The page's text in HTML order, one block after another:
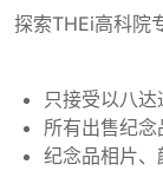
探索THEi高科院
只接受以八达
所有出售纪念
纪念品相片、